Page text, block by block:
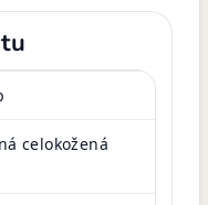
celokožená